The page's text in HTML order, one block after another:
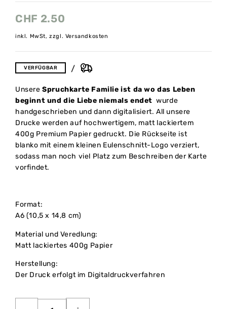
CHF 2.50
inkl. MwSt, zzgl. Versandkosten
VERFÜGBAR
UnsereSpruchkarte Familie ist da wo das Leben
beginnt und die Liebe niemals endetwurde
handgeschrieben und dann digitalisiert. All unsere
Drucke werden auf hochwertigem, matt lackiertem
400g Premium Papier gedruckt. Die Rückseite ist
blanko mit einem kleinen Eulenschnitt-Logo verziert,
sodass man noch viel Platz zum Beschreiben der Karte
vorfindet.
Format:
A6 (10,5 x 14,8 cm)
Material und Veredlung:
Matt lackiertes 400g Papier
Herstellung:
Der Druck erfolgt im Digitaldruckverfahren